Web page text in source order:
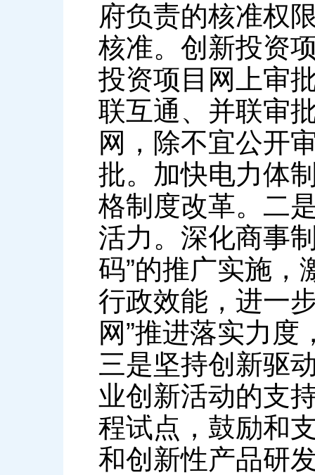
府负责的核准权
核准。创新投资
投资项目网上审
联互通、并联审
网，除不宜公开
批。加快电力体
格制度改革。二
活力。深化商事
码”的推广实施，
行政效能，进一
网”推进落实力
三是坚持创新驱
业创新活动的支
程试点，鼓励和
和创新性产品研